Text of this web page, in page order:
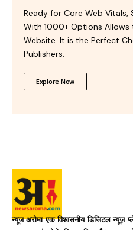
Ready for Core Web
With 1000+ Options Allows
Website. It is the Perfect
Publishers.
Explore Now
न्यूज अरोमा एक विश्वसनीय डिजिटल न्यूज़